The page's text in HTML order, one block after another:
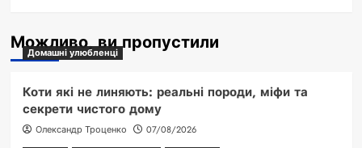
Можливо, ви пропустили
Домашні улюбленці
Коти які не линяють: реальні породи, міфи та
секрети чистого дому
Олександр Троценко
07/08/2026